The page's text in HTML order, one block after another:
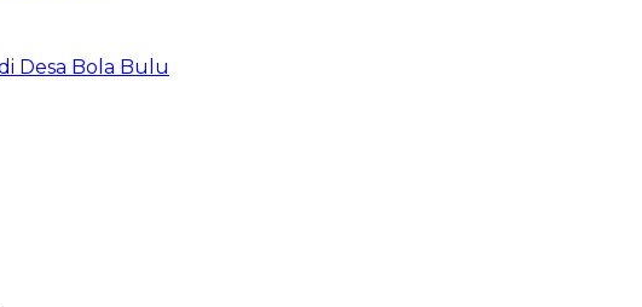
Desa Bola Bulu